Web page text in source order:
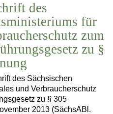
des
für
zum
zu §
des Sächsischen
und Verbraucherschutz
zu § 305
2013 (SächsABl.